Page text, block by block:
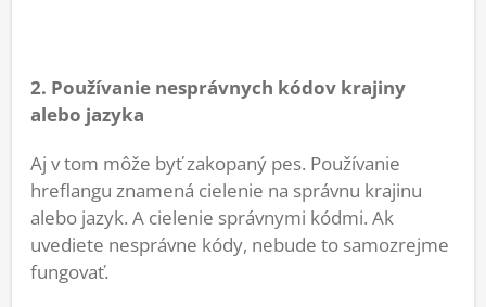
2. Používanie nesprávnych kódov krajiny
alebo jazyka
Aj v tom môže byť zakopaný pes. Používanie
hreflangu znamená cielenie na správnu krajinu
alebo jazyk. A cielenie správnymi kódmi. Ak
uvediete nesprávne kódy, nebude to samozrejme
fungovať.